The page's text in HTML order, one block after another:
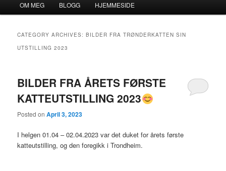
OM MEG BLOGG HJEMMESIDE
CATEGORY ARCHIVES:BILDER FRA TRØNDERKATTEN SIN
UTSTILLING 2023
BILDER FRA ÅRETS FØRSTE
KATTEUTSTILLING 2023
Posted onApril 3, 2023
I helgen 01.04 – 02.04.2023 var det duket for årets første
katteutstilling, og den foregikk i Trondheim.